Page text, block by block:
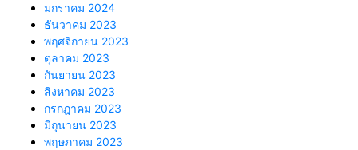
มกราคม 2024
ธันวาคม 2023
พฤศจิกายน 2023
ตุลาคม 2023
กันยายน 2023
สิงหาคม 2023
กรกฎาคม 2023
มิถุนายน 2023
พฤษภาคม 2023